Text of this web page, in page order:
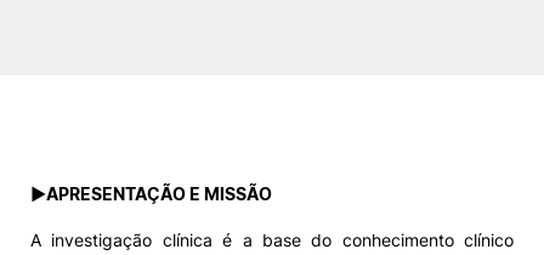
►APRESENTAÇÃO E MISSÃO
A investigação clínica é a base do conhecimento clínico